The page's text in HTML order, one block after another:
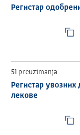
Регистар
51 preuzimanja
Регистар увозних
лекове